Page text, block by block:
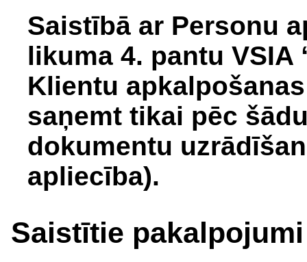
Saistībā ar Personu
likuma 4. pantu
Klientu
saņemt tikai pēc
dokumentu
apliecība).
Saistītie pakalpojumi